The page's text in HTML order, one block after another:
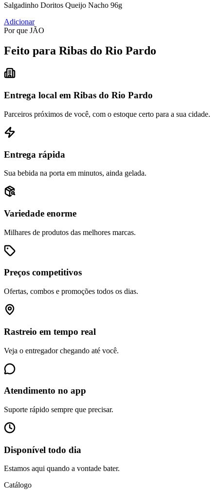
Salgadinho Doritos Queijo Nacho 96g
Adicionar
Por que JÃO
Feito para Ribas do Rio Pardo
Entrega local em Ribas do Rio Pardo
Parceiros próximos de você, com o estoque certo para a sua cidade.
Entrega rápida
Sua bebida na porta em minutos, ainda gelada.
Variedade enorme
Milhares de produtos das melhores marcas.
Preços competitivos
Ofertas, combos e promoções todos os dias.
Rastreio em tempo real
Veja o entregador chegando até você.
Atendimento no app
Suporte rápido sempre que precisar.
Disponível todo dia
Estamos aqui quando a vontade bater.
Catálogo